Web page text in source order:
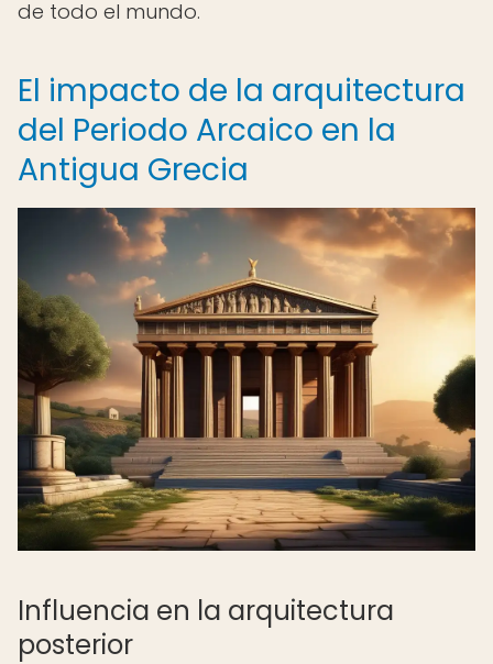
de todo el mundo.
El impacto de la arquitectura
del Periodo Arcaico en la
Antigua Grecia
Influencia en la arquitectura
posterior